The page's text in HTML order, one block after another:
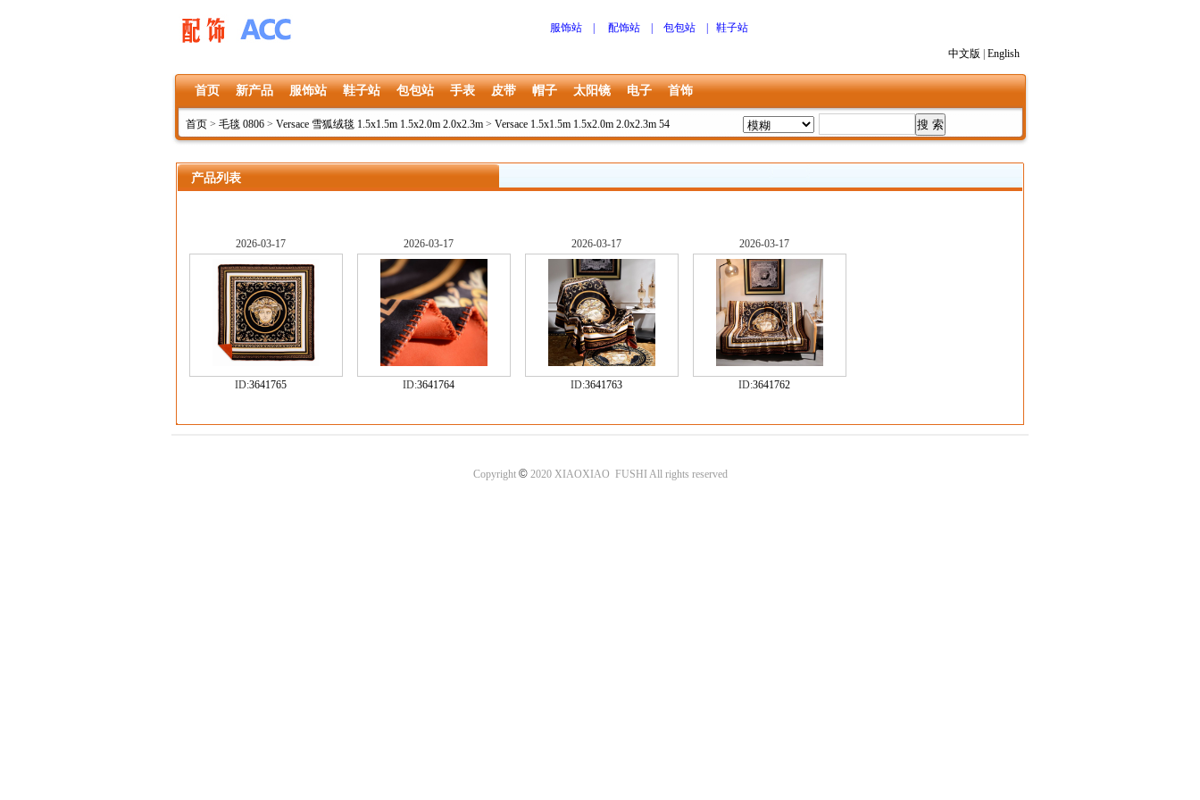
服饰站 配饰站 包包站 鞋子站
中文版 English
首页 新产品 服饰站 鞋子站 包包站 手表 皮带 帽子 太阳镜 电子 首饰
首页 > 毛毯 0806 > Versace 雪狐绒毯 1.5x1.5m 1.5x2.0m 2.0x2.3m > Versace 1.5x1.5m 1.5x2.0m 2.0x2.3m 54
产品列表
2026-03-17
ID:3641765
2026-03-17
ID:3641764
2026-03-17
ID:3641763
2026-03-17
ID:3641762
Copyright ©2020 XIAOXIAO FUSHI All rights reserved